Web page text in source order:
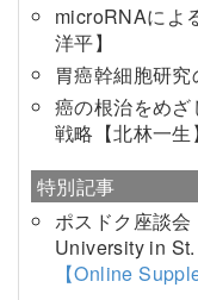
microRNAによ
洋平】
胃癌幹細胞研究
癌の根治をめ
戦略【北林一生】
特別記事
ポスドク座談
University in
【Online